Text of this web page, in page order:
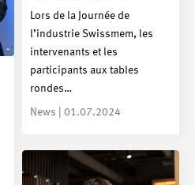
Lors de la Journée de
l’industrie Swissmem, les
intervenants et les
participants aux tables
rondes…
News | 01.07.2024